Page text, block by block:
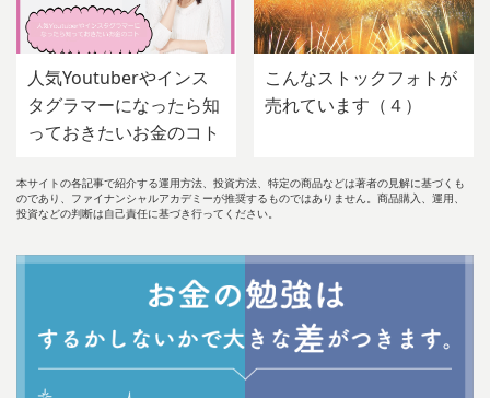
人気Youtuberやインス
タグラマーになったら知
っておきたいお金のコト
こんなストックフォトが
売れています（４）
本サイトの各記事で紹介する運用方法、投資方法、特定の商品などは著者の見解に基づくも
のであり、ファイナンシャルアカデミーが推奨するものではありません。商品購入、運用、
投資などの判断は自己責任に基づき行ってください。